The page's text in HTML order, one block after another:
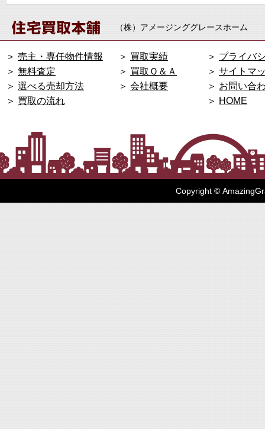
（株）アメージンググレースホーム
＞ 売主・専任物件情報
＞ 無料査定
＞ 選べる売却方法
＞ 買取の流れ
＞ 買取実績
＞ 買取Ｑ＆Ａ
＞ 会社概要
＞ プライバ
＞ サイトマ
＞ お問い合
＞ HOME
Copyright ©